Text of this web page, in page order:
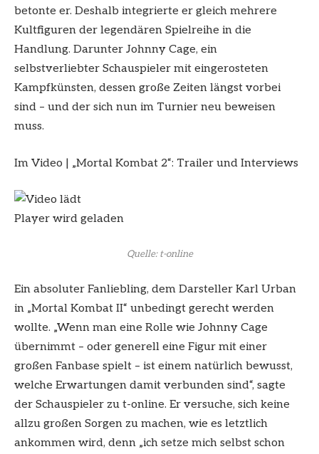
betonte er. Deshalb integrierte er gleich mehrere
Kultfiguren der legendären Spielreihe in die
Handlung. Darunter Johnny Cage, ein
selbstverliebter Schauspieler mit eingerosteten
Kampfkünsten, dessen große Zeiten längst vorbei
sind – und der sich nun im Turnier neu beweisen
muss.
Im Video | „Mortal Kombat 2“: Trailer und Interviews
Player wird geladen
Quelle: t-online
Ein absoluter Fanliebling, dem Darsteller Karl Urban
in „Mortal Kombat II“ unbedingt gerecht werden
wollte. „Wenn man eine Rolle wie Johnny Cage
übernimmt – oder generell eine Figur mit einer
großen Fanbase spielt – ist einem natürlich bewusst,
welche Erwartungen damit verbunden sind“, sagte
der Schauspieler zu t-online. Er versuche, sich keine
allzu großen Sorgen zu machen, wie es letztlich
ankommen wird, denn „ich setze mich selbst schon